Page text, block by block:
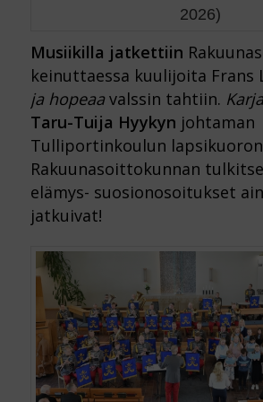
2026)
Musiikilla jatkettiin
keinuttaessa kuulijoita Frans
ja hopeaavalssin tahtiin.
Taru-Tuija Hyykyn johtaman
Tulliportinkoulun
Rakuunasoittokunnan
elämys- suosionosoitukset
jatkuivat!